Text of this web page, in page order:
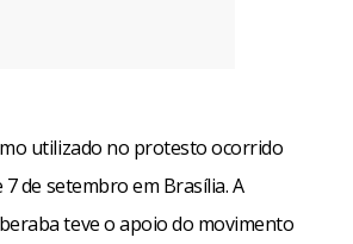
utilizado no protesto ocorrido
de setembro em Brasília. A
teve o apoio do movimento